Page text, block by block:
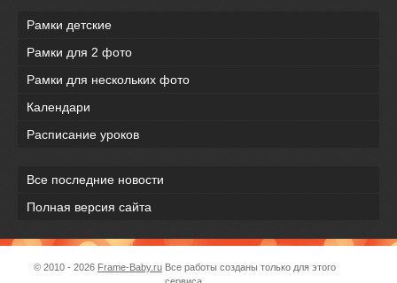
Рамки детские
Рамки для 2 фото
Рамки для нескольких фото
Календари
Расписание уроков
Все последние новости
Полная версия сайта
© 2010 - 2026 Frame-Baby.ru Все работы созданы только для этого